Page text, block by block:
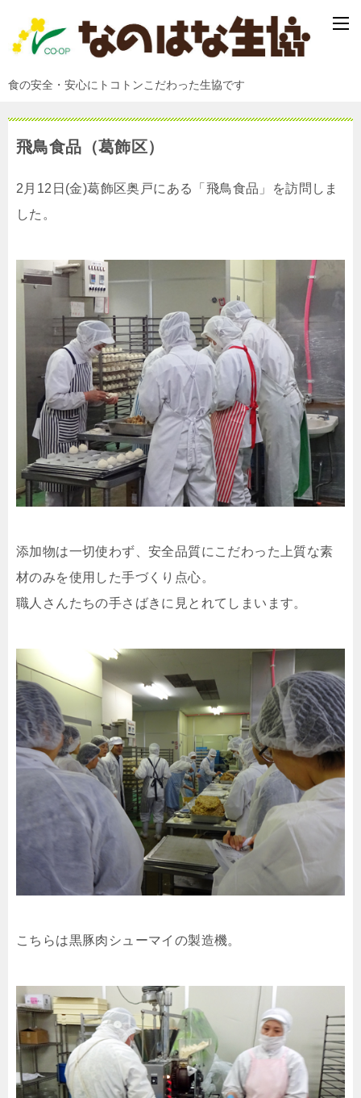
食の安全・安心にトコトンこだわった生協です
飛鳥食品（葛飾区）
2月12日(金)葛飾区奥戸にある「飛鳥食品」を訪問しま
した。
添加物は一切使わず、安全品質にこだわった上質な素
材のみを使用した手づくり点心。
職人さんたちの手さばきに見とれてしまいます。
こちらは黒豚肉シューマイの製造機。